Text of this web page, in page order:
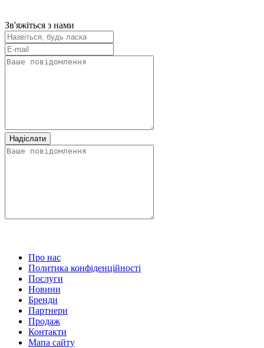
Зв'яжіться з нами
Про нас
Политика конфіденційності
Послуги
Новини
Бренди
Партнери
Продаж
Контакти
Мапа сайту